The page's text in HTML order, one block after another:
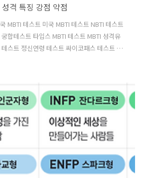
격 특징 강점 약점
MBTI 테스트 미국 MBTI 테스트 NBTI 테스트
합테스트 타입스 MBTI 테스트 MBTI 성격유
스트 정신연령 테스트 싸이코패스 테스트 요
유형별 성격 특징에 대해 알아보도록 하겠습
이상주의자, 몽상가, ✅ 성격 특징 : INFP유형은
잘 알기 전에는 표현을 잘하지 않습니다. 조
람이나 일에 대하여 강하고 성실합니다. 또한
하여는 정열적인 신념을 지니고 있습니다.
약점(클릭) ..